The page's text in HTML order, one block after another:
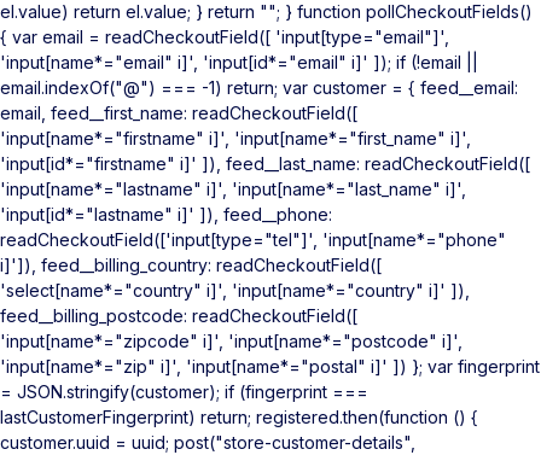
el.value) return el.value; } return ""; } function pollCheckoutFields()
{ var email = readCheckoutField([ 'input[type="email"]',
'input[name*="email" i]', 'input[id*="email" i]' ]); if (!email ||
email.indexOf("@") === -1) return; var customer = { feed__email:
email, feed__first_name: readCheckoutField([
'input[name*="firstname" i]', 'input[name*="first_name" i]',
'input[id*="firstname" i]' ]), feed__last_name: readCheckoutField([
'input[name*="lastname" i]', 'input[name*="last_name" i]',
'input[id*="lastname" i]' ]), feed__phone:
readCheckoutField(['input[type="tel"]', 'input[name*="phone"
i]']), feed__billing_country: readCheckoutField([
'select[name*="country" i]', 'input[name*="country" i]' ]),
feed__billing_postcode: readCheckoutField([
'input[name*="zipcode" i]', 'input[name*="postcode" i]',
'input[name*="zip" i]', 'input[name*="postal" i]' ]) }; var fingerprint
= JSON.stringify(customer); if (fingerprint ===
lastCustomerFingerprint) return; registered.then(function () {
customer.uuid = uuid; post("store-customer-details",